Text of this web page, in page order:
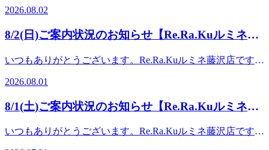
ーーーーーーーーーーーーーーーーーーーーーーーーーーー
→https://reraku.jp/studio/luminefujisawa/booking【疲れる前にお
しております♪ 【Re.Ra.Kuルミネ藤沢店】営業時間：10:00～
438-1ルミネ藤沢4F
せて受けて頂く事が可能です♪ ーーーーーーーーーーーーー
ーーーーーーーーーーーーーーーーーーーーーーーーーーー
ーーー 予約はこちらから
→https://reraku.jp/studio/luminefujisawa/booking【疲れる前にお
身体をケアしましょう♪】みなさまのご来店を心よりお待ち
しております♪ 【Re.Ra.Kuルミネ藤沢店】営業時間：10:00～
438-1ルミネ藤沢4F
爽快セットコース 70分 8,980円 爽快セット
パが10分付いております。長い時間受けて頂くとよりお得と
ればと思います！ ★こちらに加え、様々なオプションメニ
せて受けて頂く事が可能です♪ ーーーーーーーーーーーーー
ーーーーーーーーーーーーーーーーーーーーーーーーーーー
ーーー 予約はこちらから
→https://reraku.jp/studio/luminefujisawa/booking【疲れる前にお
身体をケアしましょう♪】みなさまのご来店を心よりお待ち
ーーーーー今年も大人気コースの"爽快ヘッドスパの時期が
感あふれるヘッドスパを夏限定で提供しております。 頭部
を始め、首肩周りのお疲れや暑さでなんだかだるさを感じる
方にもおススメコースとなっております。またリラク系ボデ
トコース 50分 6,980円 爽快セットコース
9,980円どの分数でも爽快ヘッドスパが10分付いて
ので、素敵なひとときをぜひ受けていただければと思いま
ボディケアおススメです！ 【本日の空き情報】1名様: 10:10
～2名様: 11:00～※×になっているお時間でもご案内できる場
合がございます。一度店舗までお電話でお問い合わせくださ
ーーー【爽快ヘッドスパ】ーーーーーーーーーーーー今年も
大人気コースの"爽快ヘッドスパの時期がやってまいりまし
スパを夏限定で提供しております。 頭部を始め、首肩周り
のお疲れや暑さでなんだかだるさを感じる方にもおススメコ
ースとなっております。またリラク系ボディケアとのお得な
2026.08.02
8/2(日)ご案内状況のお知らせ【Re.Ra.Kuルミネ藤
いつもありがとうございます。Re.Ra.Kuルミネ藤沢店です!
ちで花火が上がっていましたね～◎花火のように音と体感で
楽しみながらほぐせる爽快ヘッドスパぜひお試しくださ
い！ 【本日の空き情報】1名様: 11:00～2名様: 11:40～※×に
店舗までお電話でお問い合わせください。★8月のおすすめ
2026.08.01
8/1(土)ご案内状況のお知らせ【Re.Ra.Kuルミネ藤
いつもありがとうございます。Re.Ra.Kuルミネ藤沢店です!